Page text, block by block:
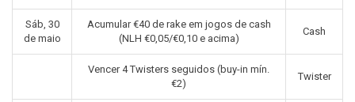
Sáb, 30
de maio
Acumular €40 de rake em jogos de cash
(NLH €0,05/€0,10 e acima)
Cash
Vencer 4 Twisters seguidos (buy-in mín.
€2)
Twister